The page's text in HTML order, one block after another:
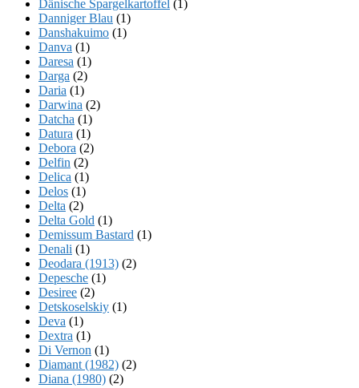
Dänische Spargelkartoffel (1)
Danniger Blau (1)
Danshakuimo (1)
Danva (1)
Daresa (1)
Darga (2)
Daria (1)
Darwina (2)
Datcha (1)
Datura (1)
Debora (2)
Delfin (2)
Delica (1)
Delos (1)
Delta (2)
Delta Gold (1)
Demissum Bastard (1)
Denali (1)
Deodara (1913) (2)
Depesche (1)
Desiree (2)
Detskoselskiy (1)
Deva (1)
Dextra (1)
Di Vernon (1)
Diamant (1982) (2)
Diana (1980) (2)